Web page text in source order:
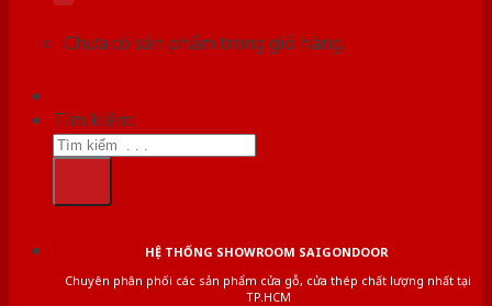
Chưa có sản phẩm trong giỏ hàng.
Tìm kiếm:
HỆ THỐNG SHOWROOM SAIGONDOOR
Chuyên phân phối các sản phẩm cửa gỗ, cửa thép chất lượng nhất tại
TP.HCM